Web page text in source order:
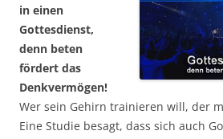
in einen
Gottesdienst,
denn beten
fördert das
Denkvermögen!
Wer sein Gehirn trainieren will, der
Eine Studie besagt, dass sich auch